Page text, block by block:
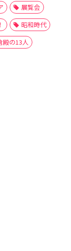
展覧会
昭和時代
殿の13人